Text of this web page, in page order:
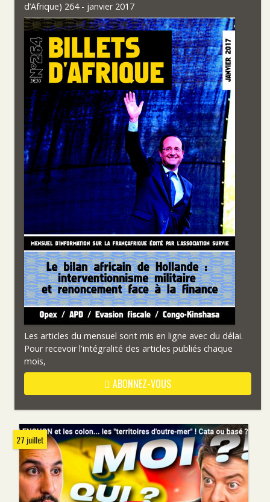
d’Afrique) 264 - janvier 2017
Les articles du mensuel sont mis en ligne avec du délai.
Pour recevoir l'intégralité des articles publiés chaque
mois,
ABONNEZ-VOUS
27 juillet